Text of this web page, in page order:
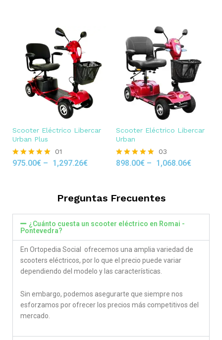
Scooter Eléctrico Libercar
Urban Plus
Rated
01
975.00€ – 1,297.26€
Scooter Eléctrico Libercar
Urban
Rated
03
898.00€ – 1,068.06€
Preguntas Frecuentes
¿Cuánto cuesta un scooter eléctrico en Romai -
Pontevedra?
En Ortopedia Social ofrecemos una amplia variedad de
scooters eléctricos, por lo que el precio puede variar
dependiendo del modelo y las características.
Sin embargo, podemos asegurarte que siempre nos
esforzamos por ofrecer los precios más competitivos del
mercado.